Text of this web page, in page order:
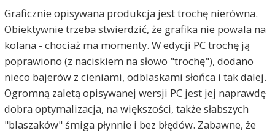
Graficznie opisywana produkcja jest trochę nierówna.
Obiektywnie trzeba stwierdzić, że grafika nie powala na
kolana - chociaż ma momenty. W edycji PC trochę ją
poprawiono (z naciskiem na słowo "trochę"), dodano
nieco bajerów z cieniami, odblaskami słońca i tak dalej.
Ogromną zaletą opisywanej wersji PC jest jej naprawdę
dobra optymalizacja, na większości, także słabszych
"blaszaków" śmiga płynnie i bez błędów. Zabawne, że